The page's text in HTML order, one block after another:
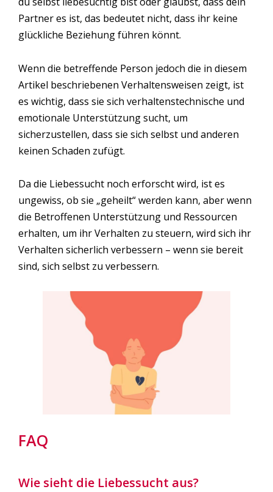
Partner es ist, das bedeutet nicht, dass ihr keine
glückliche Beziehung führen könnt.
Wenn die betreffende Person jedoch die in diesem
Artikel beschriebenen Verhaltensweisen zeigt, ist
es wichtig, dass sie sich verhaltenstechnische und
emotionale Unterstützung sucht, um
sicherzustellen, dass sie sich selbst und anderen
keinen Schaden zufügt.
Da die Liebessucht noch erforscht wird, ist es
ungewiss, ob sie „geheilt“ werden kann, aber wenn
die Betroffenen Unterstützung und Ressourcen
erhalten, um ihr Verhalten zu steuern, wird sich ihr
Verhalten sicherlich verbessern – wenn sie bereit
sind, sich selbst zu verbessern.
FAQ
Wie sieht die Liebessucht aus?